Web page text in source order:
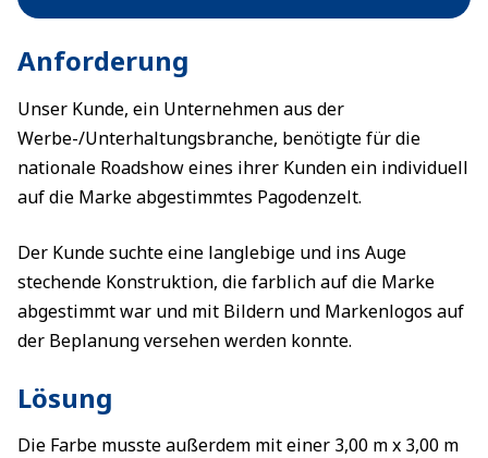
Anforderung
Unser Kunde, ein Unternehmen aus der
Werbe-/Unterhaltungsbranche, benötigte für die
nationale Roadshow eines ihrer Kunden ein individuell
auf die Marke abgestimmtes Pagodenzelt.
Der Kunde suchte eine langlebige und ins Auge
stechende Konstruktion, die farblich auf die Marke
abgestimmt war und mit Bildern und Markenlogos auf
der Beplanung versehen werden konnte.
Lösung
Die Farbe musste außerdem mit einer 3,00 m x 3,00 m